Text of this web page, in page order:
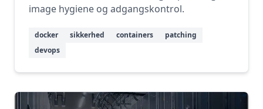
image hygiene og adgangskontrol.
docker sikkerhed containers
patching
devops